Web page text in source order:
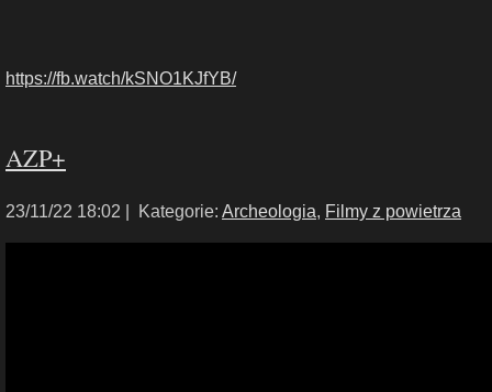
https://fb.watch/kSNO1KJfYB/
AZP+
23/11/22 18:02 | Kategorie: Archeologia, Filmy z powietrza